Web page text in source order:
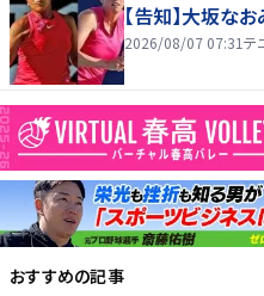
【告知】大坂な
2026/08/07 07:31テ
おすすめの記事